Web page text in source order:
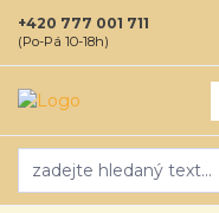
+420 777 001 711
(Po-Pá 10-18h)